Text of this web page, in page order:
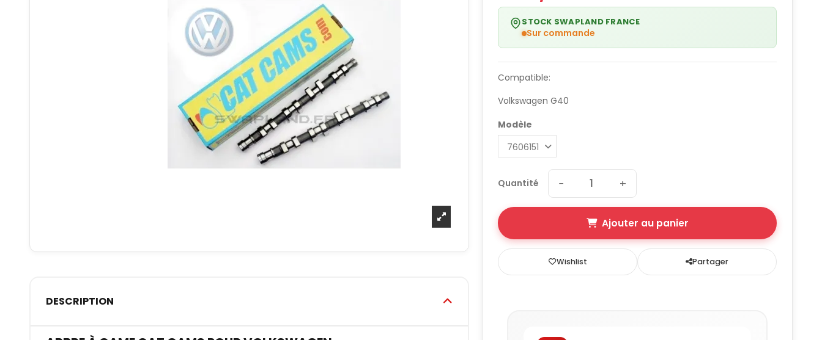
DESCRIPTION
STOCK SWAPLAND FRANCE
Sur commande
Compatible:
Volkswagen G40
Modèle
Quantité − +
Ajouter au panier
Wishlist Partager